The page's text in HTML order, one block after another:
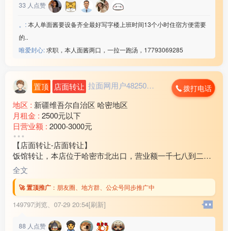
33 人点赞
。:本人单面酱要设备齐全最好写字楼上班时间13个小时住宿方便需要
的..
唯爱封心:求职，本人面酱两口，一拉一跑汤，17793069285
置顶 店面转让 拉面网用户482503... 拨打电话
地区 : 新疆维吾尔自治区 哈密地区
月租金 : 2500元以下
日营业额 : 2000-3000元
转让费 :
【店面转让-店面转让】
饭馆转让，本店位于哈密市北出口，营业额一千七八到二
千，房租带住房3万2还剩半年房租，因家中有事现对外转
让，有意向的联系18***21
全文
🚀 置顶推广 ： 朋友圈、地方群、公众号同步推广中
149797浏览、 07-29 20:54[刷新]
88 人点赞